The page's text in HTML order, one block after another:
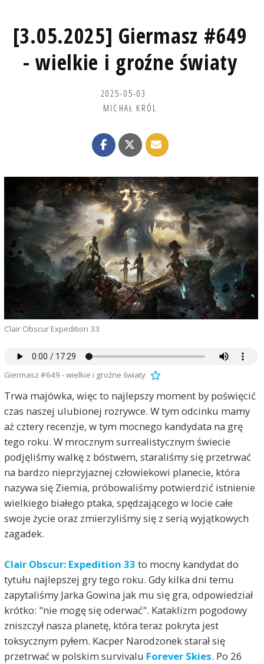
[3.05.2025] Giermasz #649
- wielkie i groźne światy
2025-05-03
MICHAŁ KRÓL
Clair Obscur Expedition 33
Giermasz #649 - wielkie i groźne światy
Trwa majówka, więc to najlepszy moment by poświęcić
czas naszej ulubionej rozrywce. W tym odcinku mamy
aż cztery recenzje, w tym mocnego kandydata na grę
tego roku. W mrocznym surrealistycznym świecie
podjęliśmy walkę z bóstwem, staraliśmy się przetrwać
na bardzo nieprzyjaznej człowiekowi planecie, która
nazywa się Ziemia, próbowaliśmy potwierdzić istnienie
wielkiego białego ptaka, spędzającego w locie całe
swoje życie oraz zmierzyliśmy się z serią wyjątkowych
zagadek.
Clair Obscur: Expedition 33 to mocny kandydat do
tytułu najlepszej gry tego roku. Gdy kilka dni temu
zapytaliśmy Jarka Gowina jak mu się gra, odpowiedział
krótko: "nie mogę się oderwać". Kataklizm pogodowy
zniszczył nasza planetę, która teraz pokryta jest
toksycznym pyłem. Kacper Narodzonek starał się
przetrwać w polskim survivalu Forever Skies. Po 26